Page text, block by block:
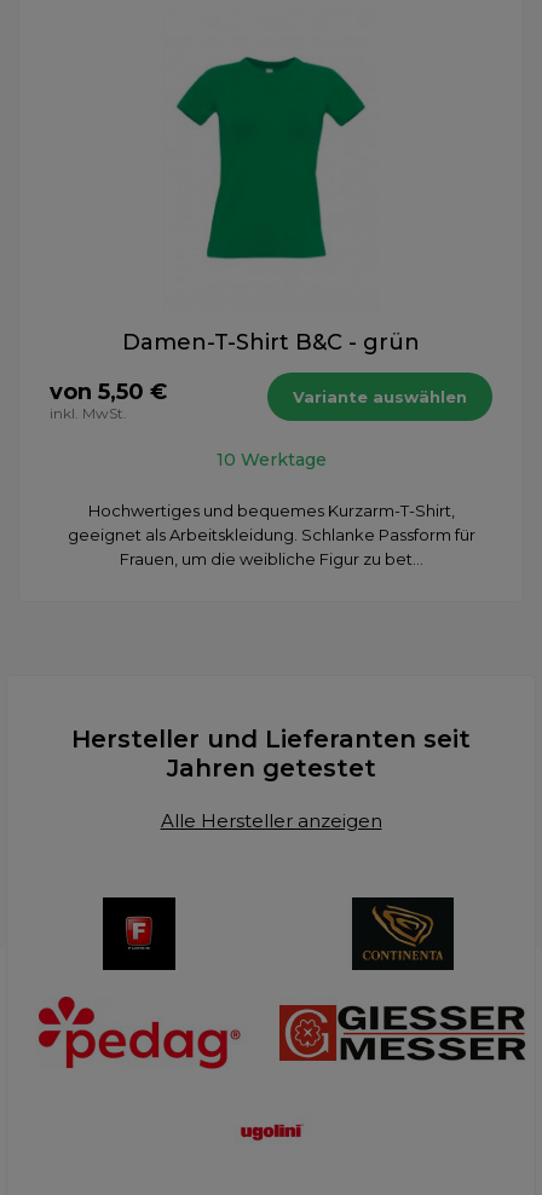
Damen-T-Shirt B&C - grün
von 5,50 €
inkl. MwSt.
Variante auswählen
10 Werktage
Hochwertiges und bequemes Kurzarm-T-Shirt,
geeignet als Arbeitskleidung. Schlanke Passform für
Frauen, um die weibliche Figur zu bet...
Hersteller und Lieferanten seit
Jahren getestet
Alle Hersteller anzeigen